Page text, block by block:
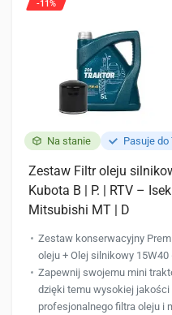
Na stanie
-11%
Zestaw Filtr oleju
Kubota B | P. | RTV –
Mitsubishi MT | D
Zestaw konserwacyjny
oleju + Olej silnikowy 15W40
Zapewnij swojemu mini
dzięki temu wysokiej
profesjonalnego filtra oleju i